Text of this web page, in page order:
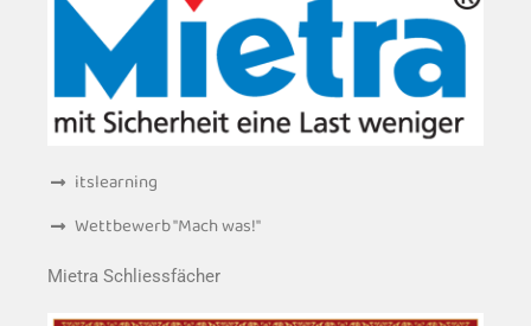
itslearning
Wettbewerb "Mach was!"
Mietra Schliessfächer